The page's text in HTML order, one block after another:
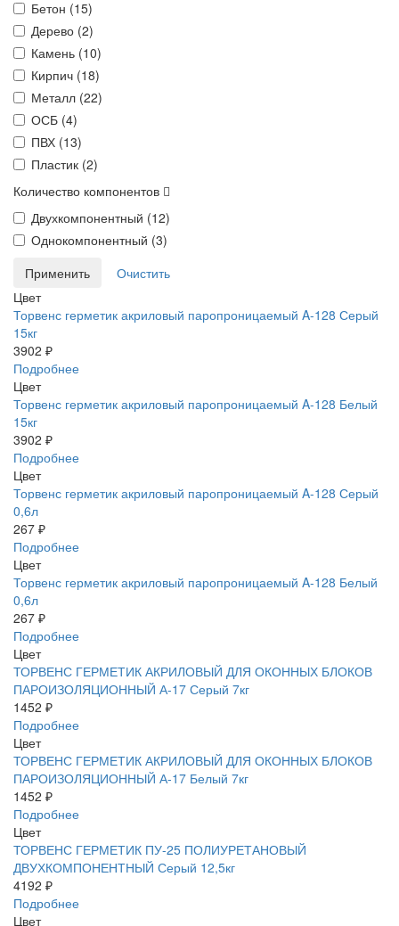
Бетон (15)
Дерево (2)
Камень (10)
Кирпич (18)
Металл (22)
ОСБ (4)
ПВХ (13)
Пластик (2)
Количество компонентов
Двухкомпонентный (12)
Однокомпонентный (3)
Цвет
Торвенс герметик акриловый паропроницаемый A-128 Серый
15кг
3902 ₽
Подробнее
Цвет
Торвенс герметик акриловый паропроницаемый A-128 Белый
15кг
3902 ₽
Подробнее
Цвет
Торвенс герметик акриловый паропроницаемый A-128 Серый
0,6л
267 ₽
Подробнее
Цвет
Торвенс герметик акриловый паропроницаемый A-128 Белый
0,6л
267 ₽
Подробнее
Цвет
ТОРВЕНС ГЕРМЕТИК АКРИЛОВЫЙ ДЛЯ ОКОННЫХ БЛОКОВ
ПАРОИЗОЛЯЦИОННЫЙ А-17 Серый 7кг
1452 ₽
Подробнее
Цвет
ТОРВЕНС ГЕРМЕТИК АКРИЛОВЫЙ ДЛЯ ОКОННЫХ БЛОКОВ
ПАРОИЗОЛЯЦИОННЫЙ А-17 Белый 7кг
1452 ₽
Подробнее
Цвет
ТОРВЕНС ГЕРМЕТИК ПУ-25 ПОЛИУРЕТАНОВЫЙ
ДВУХКОМПОНЕНТНЫЙ Серый 12,5кг
4192 ₽
Подробнее
Цвет